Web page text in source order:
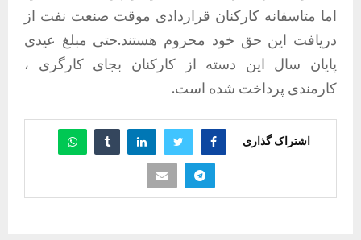
اما متاسفانه کارکنان قراردادی موقت صنعت نفت از
دریافت این حق خود محروم هستند.حتی مبلغ عیدی
پایان سال این دسته از کارکنان بجای کارگری ،
کارمندی پرداخت شده است.
اشتراک گذاری